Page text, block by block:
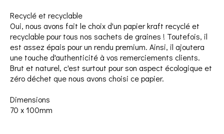
Recyclé et recyclable
Oui, nous avons fait le choix d'un papier kraft recyclé et
recyclable pour tous nos sachets de graines ! Toutefois, il
est assez épais pour un rendu premium. Ainsi, il ajoutera
une touche d'authenticité à vos remerciements clients.
Brut et naturel, c'est surtout pour son aspect écologique et
zéro déchet que nous avons choisi ce papier.
Dimensions
70 x 100mm